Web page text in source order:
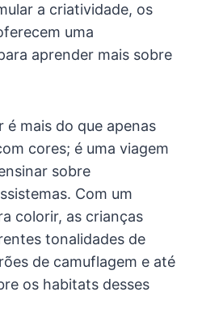
a criatividade, os
uma
aprender mais sobre
mais do que apenas
cores; é uma viagem
sobre
Com um
colorir, as crianças
tonalidades de
de camuflagem e até
os habitats desses